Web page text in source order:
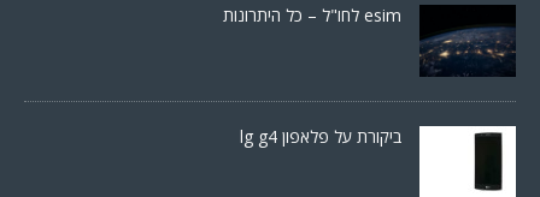
esim לחו"ל – כל היתרונות
ביקורת על פלאפון lg g4